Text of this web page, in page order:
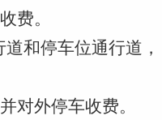
费。
和停车位通行道，
对外停车收费。